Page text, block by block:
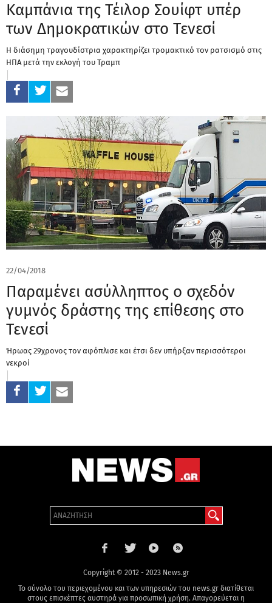
Καμπάνια της Τέιλορ Σουίφτ υπέρ
των Δημοκρατικών στο Τενεσί
Η διάσημη τραγουδίστρια χαρακτηρίζει τρομακτικό τον ρατσισμό στις
ΗΠΑ μετά την εκλογή του Τραμπ
22/04/2018
Παραμένει ασύλληπτος ο σχεδόν
γυμνός δράστης της επίθεσης στο
Τενεσί
Ήρωας 29χρονος τον αφόπλισε και έτσι δεν υπήρξαν περισσότεροι
νεκροί
Copyright © 2012 - 2023 News.gr
Το σύνολο του περιεχομένου και των υπηρεσιών του news.gr διατίθεται
στους επισκέπτες αυστηρά για προσωπική χρήση. Απαγορεύεται η